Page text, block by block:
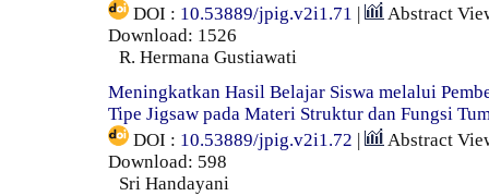
DOI : 10.53889/jpig.v2i1.71
Abstract
Download: 1526
R. Hermana Gustiawati
Meningkatkan Hasil Belajar Siswa melalui
Tipe Jigsaw pada Materi Struktur dan Fungsi
DOI : 10.53889/jpig.v2i1.72
Abstract
Download: 598
Sri Handayani